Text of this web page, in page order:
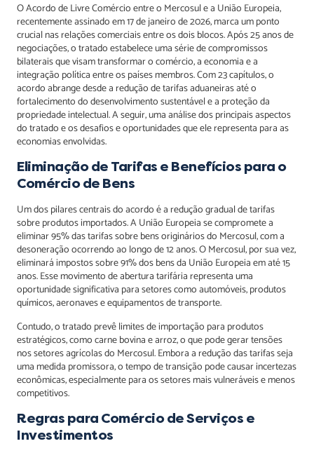
O Acordo de Livre Comércio entre o Mercosul e a União Europeia,
recentemente assinado em 17 de janeiro de 2026, marca um ponto
crucial nas relações comerciais entre os dois blocos. Após 25 anos de
negociações, o tratado estabelece uma série de compromissos
bilaterais que visam transformar o comércio, a economia e a
integração política entre os países membros. Com 23 capítulos, o
acordo abrange desde a redução de tarifas aduaneiras até o
fortalecimento do desenvolvimento sustentável e a proteção da
propriedade intelectual. A seguir, uma análise dos principais aspectos
do tratado e os desafios e oportunidades que ele representa para as
economias envolvidas.
Eliminação de Tarifas e Benefícios para o
Comércio de Bens
Um dos pilares centrais do acordo é a redução gradual de tarifas
sobre produtos importados. A União Europeia se compromete a
eliminar 95% das tarifas sobre bens originários do Mercosul, com a
desoneração ocorrendo ao longo de 12 anos. O Mercosul, por sua vez,
eliminará impostos sobre 91% dos bens da União Europeia em até 15
anos. Esse movimento de abertura tarifária representa uma
oportunidade significativa para setores como automóveis, produtos
químicos, aeronaves e equipamentos de transporte.
Contudo, o tratado prevê limites de importação para produtos
estratégicos, como carne bovina e arroz, o que pode gerar tensões
nos setores agrícolas do Mercosul. Embora a redução das tarifas seja
uma medida promissora, o tempo de transição pode causar incertezas
econômicas, especialmente para os setores mais vulneráveis e menos
competitivos.
Regras para Comércio de Serviços e
Investimentos